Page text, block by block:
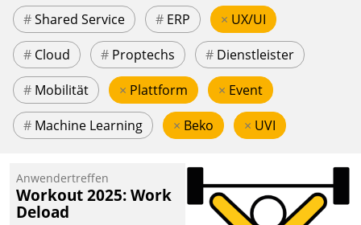
#Shared Service # ERP × UX/UI
# Cloud # Proptechs # Dienstleister
# Mobilität × Plattform × Event
# Machine Learning × Beko × UVI
Anwendertreffen
Workout 2025: Work
Deload